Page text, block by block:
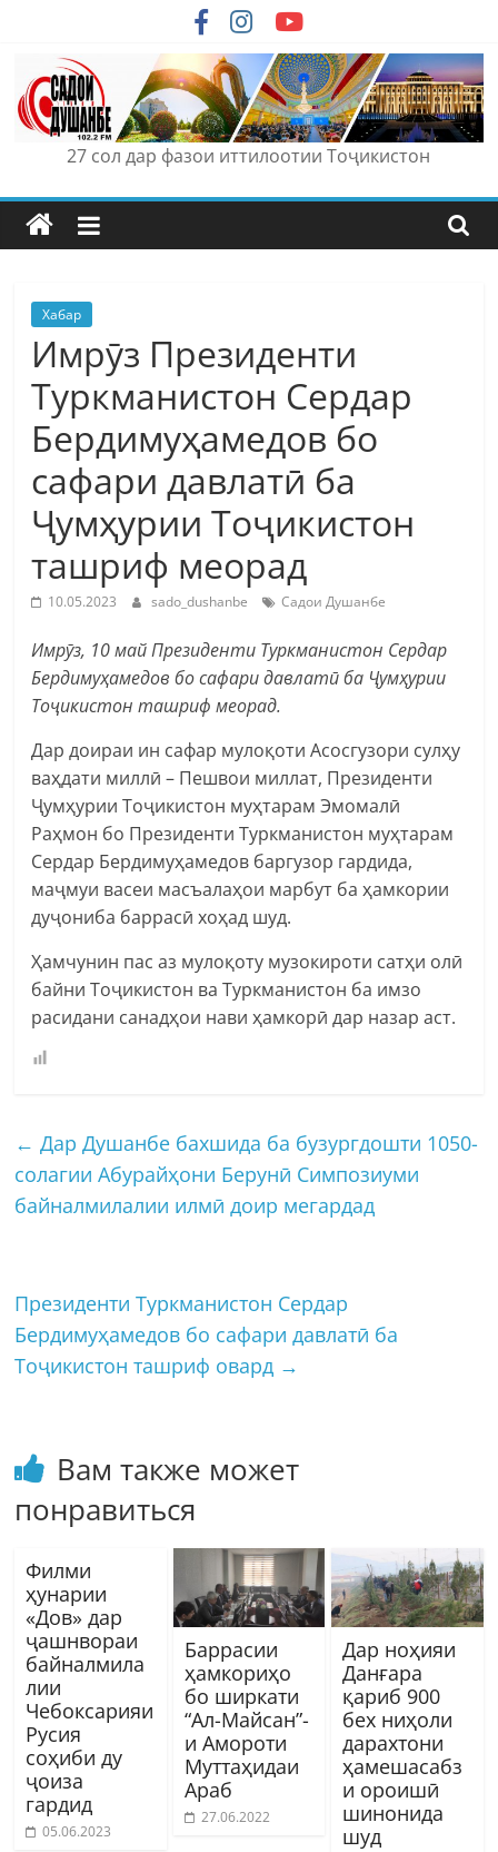
content
27 сол дар фазои иттилоотии Тоҷикистон
Хабар
Имрӯз Президенти
Туркманистон Сердар
Бердимуҳамедов бо
сафари давлатӣ ба
Ҷумҳурии Тоҷикистон
ташриф меорад
10.05.2023 sado_dushanbe Садои Душанбе
Имрӯз, 10 май Президенти Туркманистон Сердар
Бердимуҳамедов бо сафари давлатӣ ба Ҷумҳурии
Тоҷикистон ташриф меорад.
Дар доираи ин сафар мулоқоти Асосгузори сулҳу
ваҳдати миллӣ – Пешвои миллат, Президенти
Ҷумҳурии Тоҷикистон муҳтарам Эмомалӣ
Раҳмон бо Президенти Туркманистон муҳтарам
Сердар Бердимуҳамедов баргузор гардида,
маҷмуи васеи масъалаҳои марбут ба ҳамкории
дуҷониба баррасӣ хоҳад шуд.
Ҳамчунин пас аз мулоқоту музокироти сатҳи олӣ
байни Тоҷикистон ва Туркманистон ба имзо
расидани санадҳои нави ҳамкорӣ дар назар аст.
← Дар Душанбе бахшида ба бузургдошти 1050-
солагии Абурайҳони Берунӣ Симпозиуми
байналмилалии илмӣ доир мегардад
Президенти Туркманистон Сердар
Бердимуҳамедов бо сафари давлатӣ ба
Тоҷикистон ташриф овард →
Вам также может
понравиться
Филми
ҳунарии
«Дов» дар
ҷашнвораи
байналмила
лии
Чебоксарияи
Русия
соҳиби ду
ҷоиза
гардид
05.06.2023
Баррасии
ҳамкориҳо
бо ширкати
“Ал-Майсан”-
и Амороти
Муттаҳидаи
Араб
27.06.2022
Дар ноҳияи
Данғара
қариб 900
бех ниҳоли
дарахтони
ҳамешасабз
и ороишӣ
шинонида
шуд